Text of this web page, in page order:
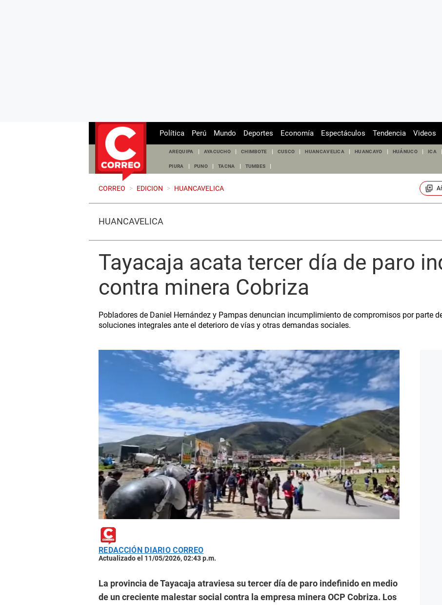
Política Perú Mundo Deportes Economía Espectáculos Tendencia Videos
AREQUIPA AYACUCHO CHIMBOTE CUSCO HUANCAVELICA HUANCAYO HUÁNUCO ICA
PIURA PUNO TACNA TUMBES
CORREO > EDICION > HUANCAVELICA
HUANCAVELICA
Tayacaja acata tercer día de paro
contra minera Cobriza
Pobladores de Daniel Hernández y Pampas denuncian incumplimiento de compromisos por parte
soluciones integrales ante el deterioro de vías y otras demandas sociales.
REDACCIÓN DIARIO CORREO
Actualizado el 11/05/2026, 02:43 p.m.
La provincia de Tayacaja atraviesa su tercer día de paro indefinido en medio
de un creciente malestar social contra la empresa minera OCP Cobriza. Los